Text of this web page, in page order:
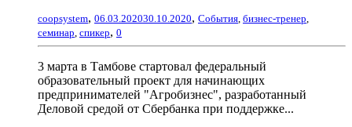
coopsystem, 06.03.202030.10.2020, События бизнес-тренер
семинар спикер, 0
3 марта в Тамбове стартовал федеральный
образовательный проект для начинающих
предпринимателей "Агробизнес", разработанный
Деловой средой от Сбербанка при поддержке...